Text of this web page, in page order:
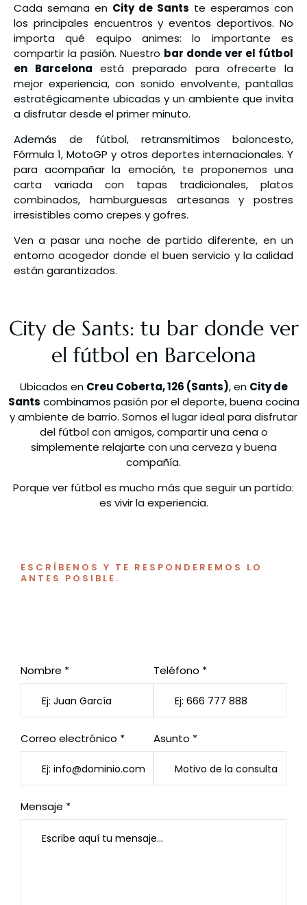
Cada semana en City de Sants te esperamos con
los principales encuentros y eventos deportivos. No
importa qué equipo animes: lo importante es
compartir la pasión. Nuestro bar donde ver el fútbol
en Barcelona está preparado para ofrecerte la
mejor experiencia, con sonido envolvente, pantallas
estratégicamente ubicadas y un ambiente que invita
a disfrutar desde el primer minuto.
Además de fútbol, retransmitimos baloncesto,
Fórmula 1, MotoGP y otros deportes internacionales. Y
para acompañar la emoción, te proponemos una
carta variada con tapas tradicionales, platos
combinados, hamburguesas artesanas y postres
irresistibles como crepes y gofres.
Ven a pasar una noche de partido diferente, en un
entorno acogedor donde el buen servicio y la calidad
están garantizados.
City de Sants: tu bar donde ver
el fútbol en Barcelona
Ubicados en Creu Coberta, 126 (Sants), en City de
Sants combinamos pasión por el deporte, buena cocina
y ambiente de barrio. Somos el lugar ideal para disfrutar
del fútbol con amigos, compartir una cena o
simplemente relajarte con una cerveza y buena
compañía.
Porque ver fútbol es mucho más que seguir un partido:
es vivir la experiencia.
ESCRÍBENOS Y TE RESPONDEREMOS LO
ANTES POSIBLE.
Nombre * Teléfono *
Correo electrónico * Asunto *
Mensaje *